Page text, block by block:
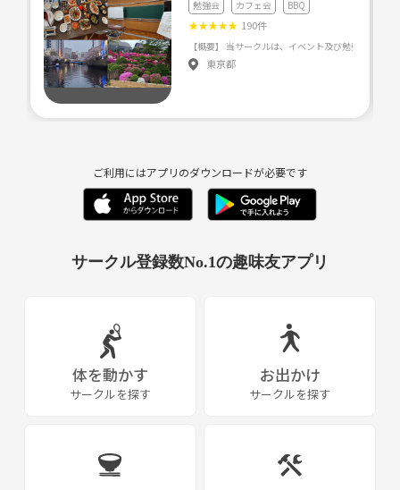
勉強会 カフェ会 BBQ
★★★★★ 190件
東京都
ご利用にはアプリのダウンロードが必要です
サークル登録数No.1の趣味友アプリ
体を動かす
サークルを探す
お出かけ
サークルを探す